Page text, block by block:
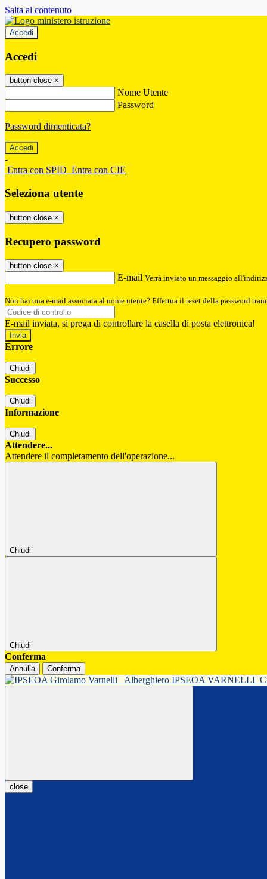
Salta al contenuto
Accedi
Accedi
button close ×
Nome Utente
Password
Password dimenticata?
-
Entra con SPID Entra con CIE
Seleziona utente
button close ×
Recupero password
button close ×
E-mail Verrà inviato un messaggio
Non hai una e-mail associata al nome utente? Effettua il reset della password
E-mail inviata, si prega di controllare la casella di posta elettronica!
Errore
Chiudi
Successo
Chiudi
Informazione
Chiudi
Attendere...
Attendere il completamento dell'operazione...
Chiudi
Chiudi
Conferma
Annulla Conferma
Alberghiero IPSEOA VARNELLI
close